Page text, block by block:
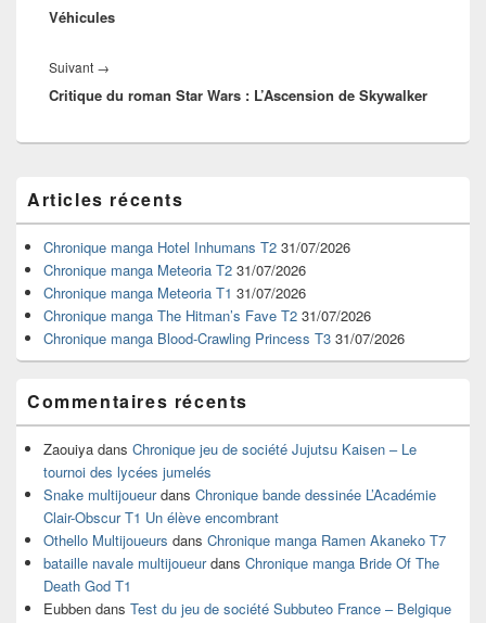
Véhicules
Suivant →
suivant :
Critique du roman Star Wars : L’Ascension de Skywalker
principale
de
widget
pour
barre
latérale
Articles récents
Chronique manga Hotel Inhumans T2 31/07/2026
Chronique manga Meteoria T2 31/07/2026
Chronique manga Meteoria T1 31/07/2026
Chronique manga The Hitman’s Fave T2 31/07/2026
Chronique manga Blood-Crawling Princess T3 31/07/2026
Commentaires récents
Zaouiya dans Chronique jeu de société Jujutsu Kaisen – Le
tournoi des lycées jumelés
Snake multijoueurdans Chronique bande dessinée L’Académie
Clair-Obscur T1 Un élève encombrant
Othello Multijoueurs dans Chronique manga Ramen Akaneko T7
bataille navale multijoueurdans Chronique manga Bride Of The
Death God T1
Eubben dans Test du jeu de société Subbuteo France – Belgique